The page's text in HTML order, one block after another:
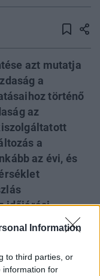
Information
to third parties, or
information for
azt mutatja
a
történő
az
a
az évi, és
időjárási
nem
és hatnak az
és a 2024-